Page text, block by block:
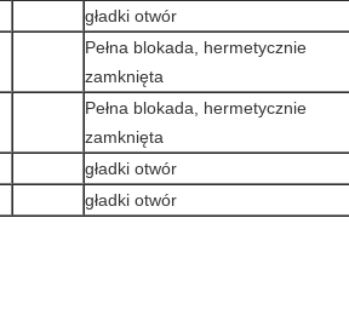
gładki otwór
Pełna blokada, hermetycznie
zamknięta
Pełna blokada, hermetycznie
zamknięta
gładki otwór
gładki otwór